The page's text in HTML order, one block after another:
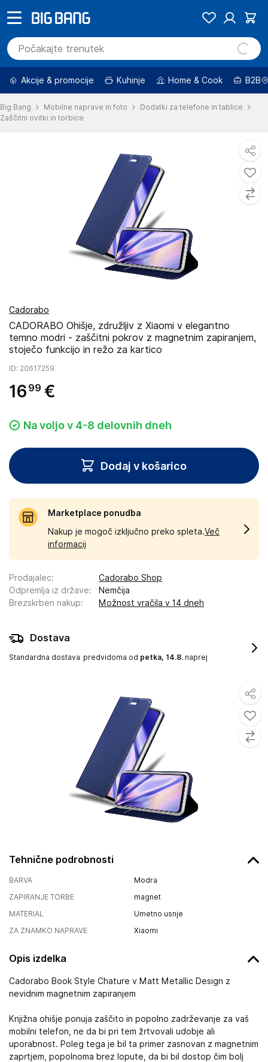
Akcije & promocije Kuhinje Home & Cook B2B
Big Bang Mobilne naprave in foto
Dodatki za telefone in tablice
Zaščitni ovitki in torbice
Tehnične podrobnosti
BARVA
Modra
ZAPIRANJE TORBE
magnet
MATERIAL
Umetno usnje
ZA ZNAMKO NAPRAVE
Xiaomi
Opis izdelka
Cadorabo Book Style Chature v Matt Metallic Design z
nevidnim magnetnim zapiranjem
Knjižna ohišje ponuja zaščito in popolno zadrževanje za vaš
mobilni telefon, ne da bi pri tem žrtvovali udobje ali
uporabnost. Poleg tega je bil ta primer zasnovan z magnetnim
zaprtjem, popolnoma brez lopute, da bi bil dostop čim bolj
Cadorabo
CADORABO Ohišje, združljiv z Xiaomi v elegantno
temno modri - zaščitni pokrov z magnetnim zapiranjem,
stoječo funkcijo in režo za kartico
ID: 20617259
16 99 €
Na voljo v 4-8 delovnih dneh
Dodaj v košarico
Marketplace ponudba
Nakup je mogoč izključno preko spleta.Več
informacij
Prodajalec:
Cadorabo Shop
Odpremlja iz države:
Nemčija
Brezskrben nakup: Možnost vračila v 14 dneh
Dostava
Standardna dostava predvidoma od petka, 14.8. naprej